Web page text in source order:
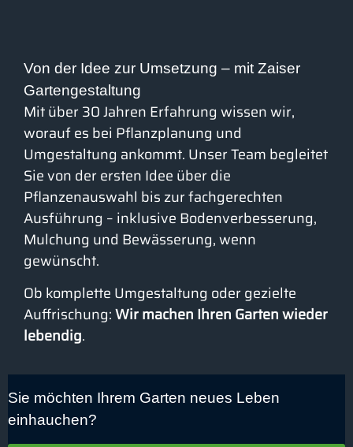
Von der Idee zur Umsetzung – mit Zaiser
Gartengestaltung
Mit über 30 Jahren Erfahrung wissen wir,
worauf es bei Pflanzplanung und
Umgestaltung ankommt. Unser Team begleitet
Sie von der ersten Idee über die
Pflanzenauswahl bis zur fachgerechten
Ausführung – inklusive Bodenverbesserung,
Mulchung und Bewässerung, wenn
gewünscht.
Ob komplette Umgestaltung oder gezielte
Auffrischung:Wir machen Ihren Garten wieder
lebendig.
Sie möchten Ihrem Garten neues Leben
einhauchen?